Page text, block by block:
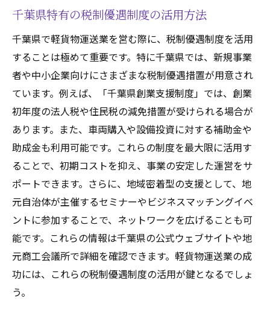
千葉県特有の税制優遇制度の活用方法
千葉県で軽貨物運送業を営む際に、税制優遇制度を活用
することは極めて重要です。特に千葉県では、新規事業
者や中小企業向けにさまざまな税制優遇措置が用意され
ています。例えば、「千葉県創業支援制度」では、創業
初年度の法人税や住民税の減免措置が受けられる場合が
あります。また、車両購入や設備投資に対する補助金や
助成金も利用可能です。これらの制度を最大限に活用す
ることで、初期コストを抑え、事業の安定した運営をサ
ポートできます。さらに、地域密着型の支援として、地
元自治体が主催するセミナーやビジネスマッチングイベ
ントに参加することで、ネットワークを広げることも可
能です。これらの情報は千葉県の公式ウェブサイトや地
元商工会議所で詳細を確認できます。軽貨物運送業の成
功には、これらの税制優遇制度の活用が鍵となるでしょ
う。